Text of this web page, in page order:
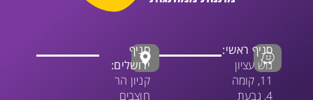
סניף ראשי:
גוש עציון
11, קומה
ירושלים: